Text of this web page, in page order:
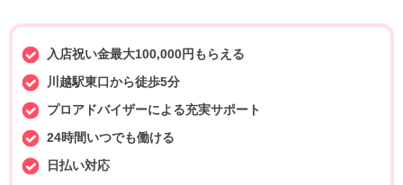
入店祝い金最大100,000円もらえる
川越駅東口から徒歩5分
プロアドバイザーによる充実サポート
24時間いつでも働ける
日払い対応